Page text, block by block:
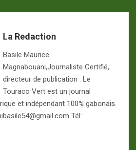
La Redaction
Basile Maurice
Magnabouani,Journaliste Certifié,
directeur de publication . Le
Touraco Vert est un journal
et indépendant 100% gabonais.
Tél: